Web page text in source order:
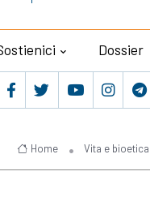
Dossier
Home Vita e bioetica